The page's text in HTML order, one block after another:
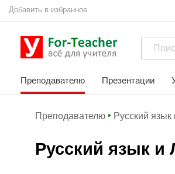
Добавить в избранное
Преподавателю Презентации
Преподавателю Русский язык
Русский язык и